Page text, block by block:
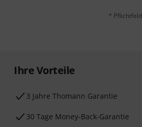
* Pflichtfeld
Ihre Vorteile
3 Jahre Thomann Garantie
30 Tage Money-Back-Garantie